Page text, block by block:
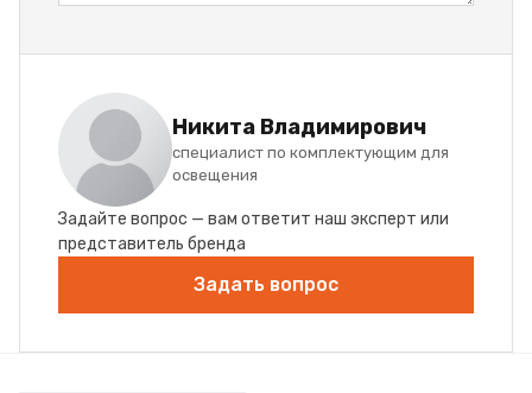
Никита Владимирович
специалист по комплектующим для
освещения
Задайте вопрос — вам ответит наш эксперт или
представитель бренда
Задать вопрос